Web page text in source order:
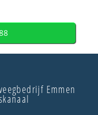
Emmen